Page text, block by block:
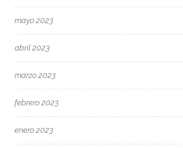
mayo 2023
abril 2023
marzo 2023
febrero 2023
enero 2023